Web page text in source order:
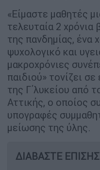
«Είμαστε μαθητές
τελευταία 2 χρόνια
της πανδημίας, ένα
ψυχολογικό και
μακροχρόνιες
παιδιού» τονίζει
της Γ΄λυκείου από
Αττικής, ο οποίος
υπογραφές
μείωσης της ύλης.
ΔΙΑΒΑΣΤΕ ΕΠΙΣΗΣ